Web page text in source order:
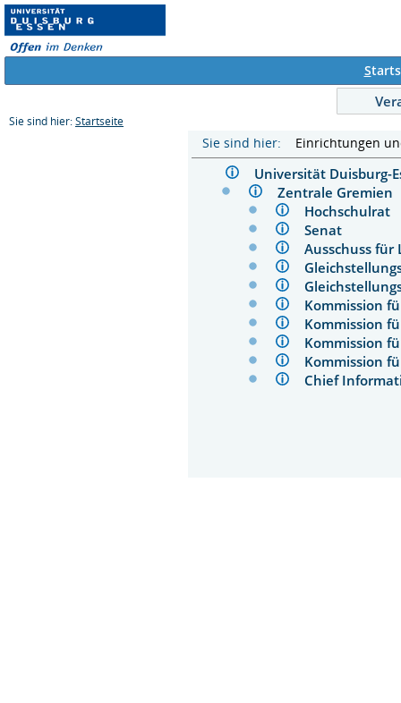
S
Sie sind hier: Startseite
Sie sind hier: Einrichtungen
Universität
Zentrale
Senat
Ausschuss
Kommission
Kommission
Kommission
Kommission
Chief